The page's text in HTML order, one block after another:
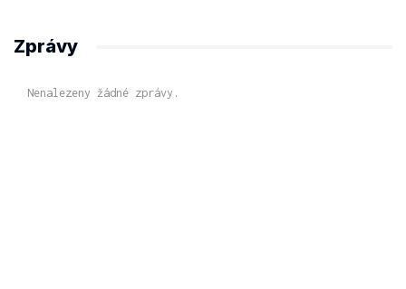
Zprávy
Nenalezeny žádné zprávy.